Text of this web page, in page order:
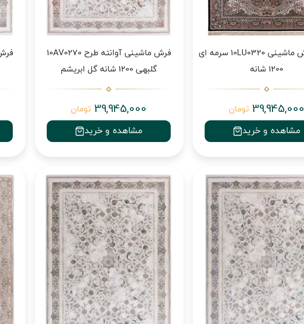
خرید فرش ماشینی 10LU0320 سرمه ای
1200 شانه
39,945,000 تومان
مشاهده و خرید
فرش ماشینی آوانته طرح 10AV0270
گلبهی 1200 شانه گل ابریشم
39,945,000 تومان
مشاهده و خرید